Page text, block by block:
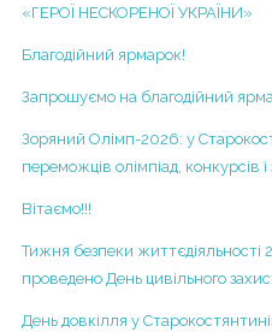
V курс
VІ курс
VІІ курс
2013-2014 н.р.
І курс
2014-2015 н.р.
Проектна діяльність
Порядок зарахування учнів
Додаткові освітні послуги
Порядок розгляду заяв про
Навчання дітей з
АДАПТИВНОГО
Регламент діяльності НВК
«ГЕРОЇ НЕСКОРЕНОЇ УКРАЇНИ»
Благодійний ярмарок!
Запрошуємо на благодійний
Зоряний Олімп-2026: у
переможців олімпіад, конкурсів і
Вітаємо!!!
Тижня безпеки життєдіяльності
проведено День цивільного
День довкілля у